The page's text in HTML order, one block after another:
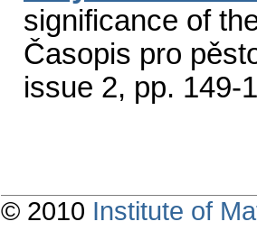
significance of
Časopis pro
issue 2, pp. 149-
© 2010 Institute of